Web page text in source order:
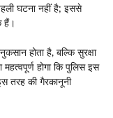
घटना नहीं है; इससे
हैं।
होता है, बल्कि सुरक्षा
होगा कि पुलिस इस
तरह की गैरकानूनी